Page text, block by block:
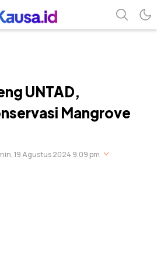
UNTAD,
Mangrove
19 Agustus 2024 9:09 pm